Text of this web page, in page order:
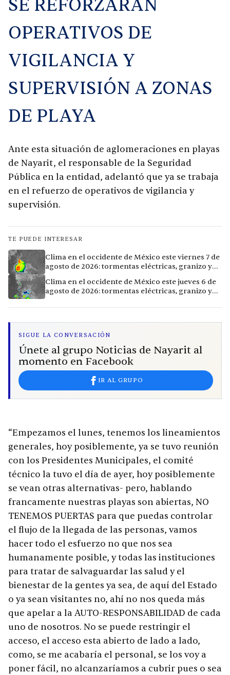
SE REFORZARÁN
OPERATIVOS DE
VIGILANCIA Y
SUPERVISIÓN A ZONAS
DE PLAYA
Ante esta situación de aglomeraciones en playas
de Nayarit, el responsable de la Seguridad
Pública en la entidad, adelantó que ya se trabaja
en el refuerzo de operativos de vigilancia y
supervisión.
TE PUEDE INTERESAR
Clima en el occidente de México este viernes 7 de
agosto de 2026: tormentas eléctricas, granizo y
Clima en el occidente de México este jueves 6 de
agosto de 2026: tormentas eléctricas, granizo y
SIGUE LA CONVERSACIÓN
Únete al grupo Noticias de Nayarit al
momento en Facebook
IR AL GRUPO
“Empezamos el lunes, tenemos los lineamientos
generales, hoy posiblemente, ya se tuvo reunión
con los Presidentes Municipales, el comité
técnico la tuvo el día de ayer, hoy posiblemente
se vean otras alternativas- pero, hablando
francamente nuestras playas son abiertas, NO
TENEMOS PUERTAS para que puedas controlar
el flujo de la llegada de las personas, vamos
hacer todo el esfuerzo no que nos sea
humanamente posible, y todas las instituciones
para tratar de salvaguardar las salud y el
bienestar de la gentes ya sea, de aquí del Estado
o ya sean visitantes no, ahí no nos queda más
que apelar a la AUTO-RESPONSABILIDAD de cada
uno de nosotros. No se puede restringir el
acceso, el acceso esta abierto de lado a lado,
como, se me acabaría el personal, se los voy a
poner fácil, no alcanzaríamos a cubrir pues o sea